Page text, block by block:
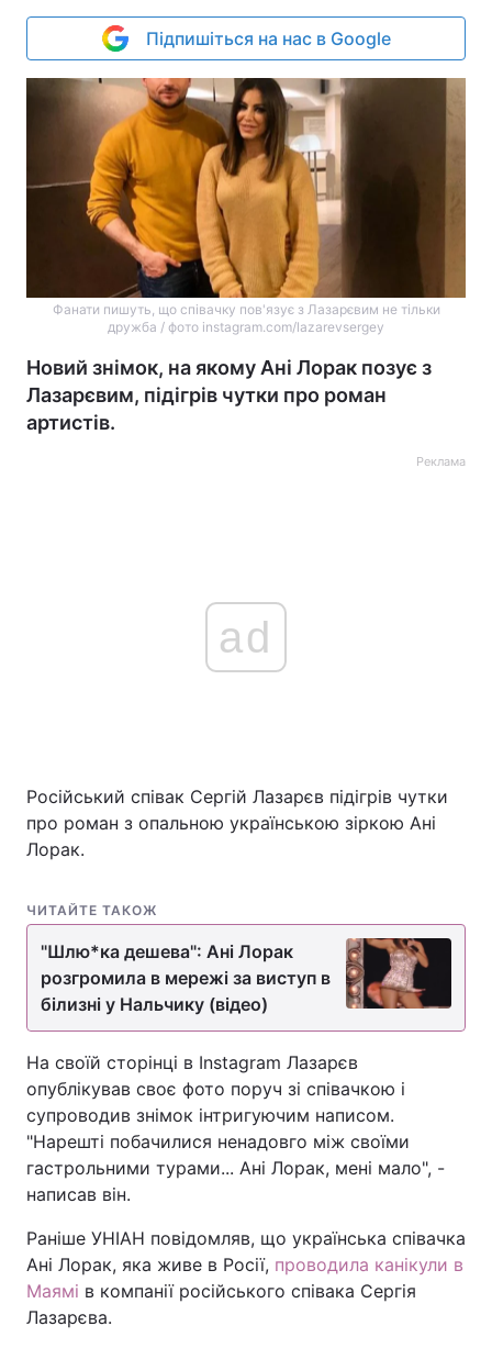
Підпишіться на нас в Google
Фанати пишуть, що співачку пов'язує з Лазарєвим не тільки
дружба / фото instagram.com/lazarevsergey
Новий знімок, на якому Ані Лорак позує з
Лазарєвим, підігрів чутки про роман
артистів.
Реклама
ad
Російський співак Сергій Лазарєв підігрів чутки
про роман з опальною українською зіркою Ані
Лорак.
ЧИТАЙТЕ ТАКОЖ
"Шлю*ка дешева": Ані Лорак
розгромила в мережі за виступ в
білизні у Нальчику (відео)
На своїй сторінці в Instagram Лазарєв
опублікував своє фото поруч зі співачкою і
супроводив знімок інтригуючим написом.
"Нарешті побачилися ненадовго між своїми
гастрольними турами... Ані Лорак, мені мало", -
написав він.
Раніше УНІАН повідомляв, що українська співачка
Ані Лорак, яка живе в Росії, проводила канікули в
Маямі в компанії російського співака Сергія
Лазарєва.